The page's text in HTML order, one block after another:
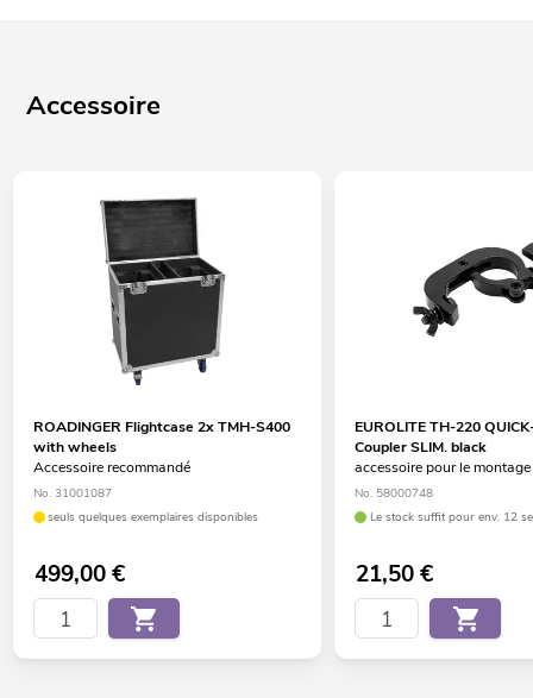
Accessoire
ROADINGER Flightcase 2x TMH-S400
with wheels
Accessoire recommandé
No. 31001087
seuls quelques exemplaires disponibles
499,00€
EUROLITE TH-220
Coupler SLIM. black
accessoire pour le
No. 58000748
Le stock suffit pour env. 12
21,50€